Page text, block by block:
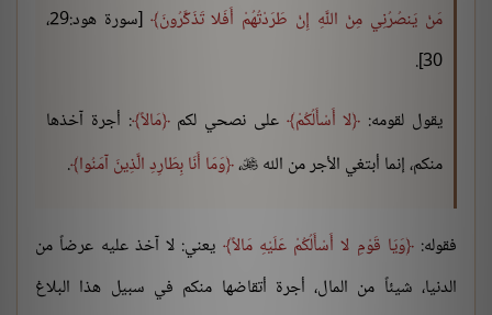
مَنْ يَنصُرُنِي مِنْ اللَّهِ إِنْ طَرَدْتُهُمْ أَفَلا تَذَكَّرُونَ
[سورة هود:29،
30].
يقول لقومه: لا أَسْأَلُكُمْ على نصحي لكم مَالاً : أجرة آخذها
منكم، إنما أبتغي الأجر من الله ، وَمَا أَنَا بِطَارِدِ الَّذِينَ آمَنُوا .
فقوله: وَيَا قَوْمِ لا أَسْأَلُكُمْ عَلَيْهِ مَالاً يعني: لا آخذ عليه عرضاً من
الدنيا، شيئاً من المال، أجرة أتقاضها منكم في سبيل هذا البلاغ